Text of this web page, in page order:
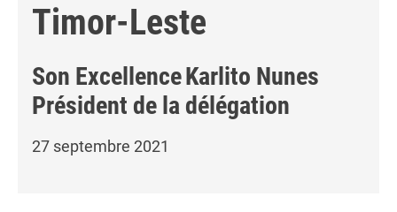
Timor-Leste
Son ExcellenceKarlito Nunes
Président de la délégation
27 septembre 2021